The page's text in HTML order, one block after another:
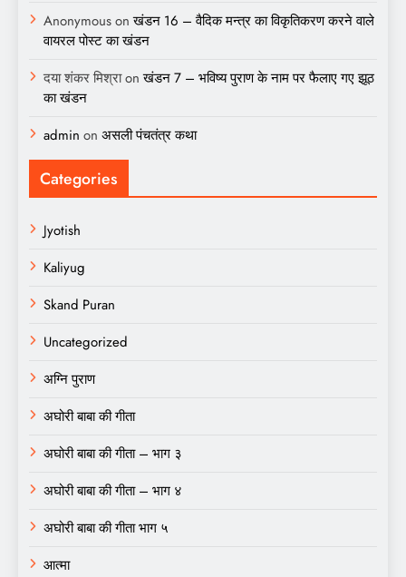
Anonymousonखंडन 16 – वैदिक मन्त्र का विकृतिकरण करने वाले
वायरल पोस्ट का खंडन
दया शंकर मिश्राonखंडन 7 – भविष्य पुराण के नाम पर फैलाए गए झूठ
का खंडन
admin on असली पंचतंत्र कथा
Categories
Jyotish
Kaliyug
Skand Puran
Uncategorized
अग्नि पुराण
अघोरी बाबा की गीता
अघोरी बाबा की गीता – भाग ३
अघोरी बाबा की गीता – भाग ४
अघोरी बाबा की गीता भाग ५
आत्मा